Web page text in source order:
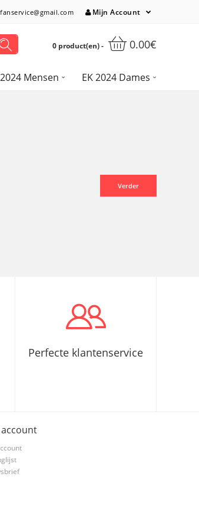
Mijn Account
0 product(en) - 0.00€
Mensen EK 2024 Dames
Verder
Perfecte klantenservice